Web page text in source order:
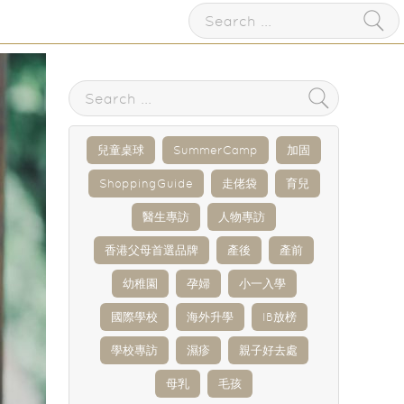
兒童桌球 SummerCamp 加固
ShoppingGuide 走佬袋 育兒
醫生專訪 人物專訪
香港父母首選品牌 產後 產前
幼稚園 孕婦 小一入學
國際學校 海外升學 IB放榜
學校專訪 濕疹 親子好去處
母乳 毛孩